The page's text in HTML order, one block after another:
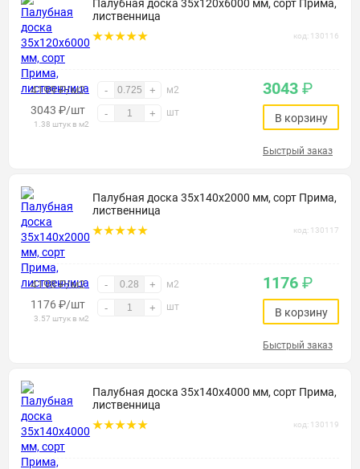
Палубная доска 35х120х6000 мм, сорт Прима,
лиственница
код: 130116
4199 ₽/м2 - + м2
3043 ₽/шт
1.38 штук в м2
- + шт
3043 ₽
В корзину
Быстрый заказ
Палубная доска 35х140х2000 мм, сорт Прима,
лиственница
код: 130117
4198 ₽/м2 - + м2
1176 ₽/шт
3.57 штук в м2
- + шт
1176 ₽
В корзину
Быстрый заказ
Палубная доска 35х140х4000 мм, сорт Прима,
лиственница
код: 130119